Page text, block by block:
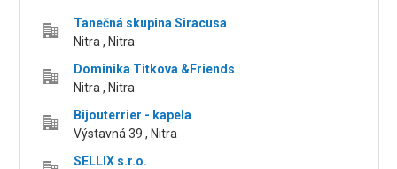
Tanečná skupina Siracusa
Nitra , Nitra
Dominika Titkova &Friends
Nitra , Nitra
Bijouterrier - kapela
Výstavná 39 , Nitra
SELLIX s.r.o.